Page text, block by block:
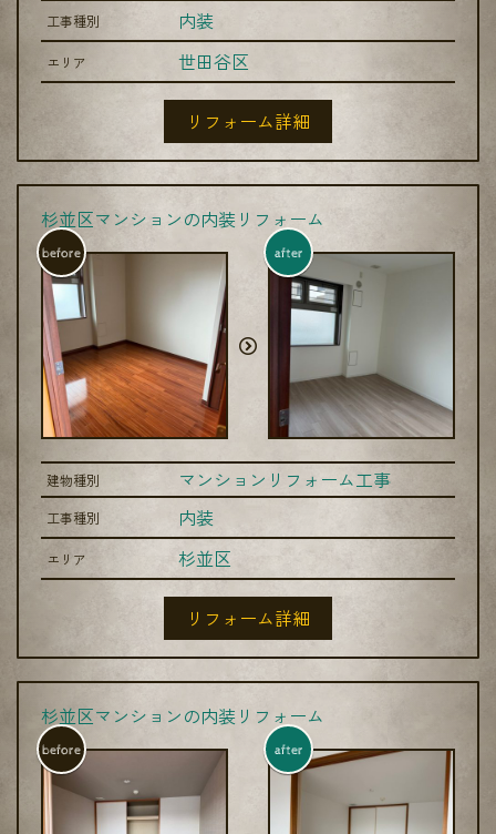
工事種別 内装
エリア 世田谷区
リフォーム詳細
杉並区マンションの内装リフォーム
before after
建物種別 マンションリフォーム工事
工事種別 内装
エリア 杉並区
リフォーム詳細
杉並区マンションの内装リフォーム
before after